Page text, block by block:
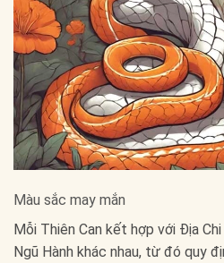
Màu sắc may mắn
Mỗi Thiên Can kết hợp với Địa
Ngũ Hành khác nhau, từ đó quy